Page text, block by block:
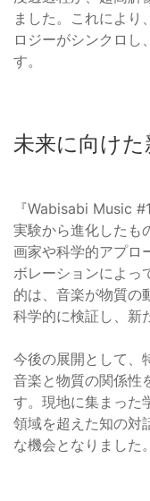
ました。これにより
ロジーがシンクロし
す。
未来に向け
『Wabisabi Music
実験から進化したも
画家や科学的アプロ
ボレーションによっ
的は、音楽が物質の
科学的に検証し、新
今後の展開として、
音楽と物質の関係性
す。現地に集まった
領域を超えた知の対
な機会となりました。